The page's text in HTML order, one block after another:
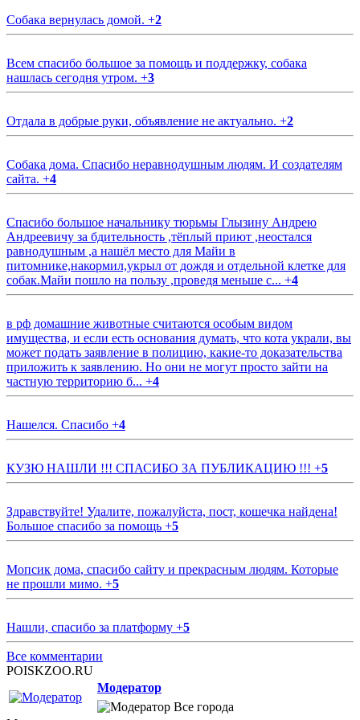
Собака вернулась домой. +2
Всем спасибо большое за помощь и поддержку, собака
нашлась сегодня утром. +3
Отдала в добрые руки, объявление не актуально. +2
Собака дома. Спасибо неравнодушным людям. И создателям
сайта. +4
Спасибо большое начальнику тюрьмы Глызину Андрею
Андреевичу за бдительность ,тёплый приют ,неостался
равнодушным ,а нашёл место для Майи в
питомнике,накормил,укрыл от дождя и отдельной клетке для
собак.Майи пошло на пользу ,проведя меньше с... +4
в рф домашние животные считаются особым видом
имущества, и если есть основания думать, что кота украли, вы
может подать заявление в полицию, какие-то доказательства
приложить к заявлению. Но они не могут просто зайти на
частную территорию б... +4
Нашелся. Спасибо +4
КУЗЮ НАШЛИ !!! СПАСИБО ЗА ПУБЛИКАЦИЮ !!! +5
Здравствуйте! Удалите, пожалуйста, пост, кошечка найдена!
Большое спасибо за помощь +5
Мопсик дома, спасибо сайту и прекрасным людям. Которые
не прошли мимо. +5
Нашли, спасибо за платформу +5
Все комментарии
POISKZOO.RU
Модератор
Все города